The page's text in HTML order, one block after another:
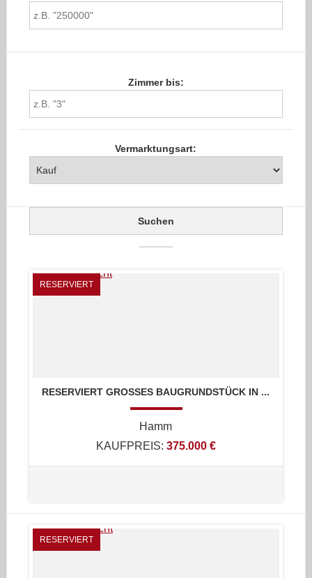
Zimmer bis:
Vermarktungsart:
RESERVIERT
RESERVIERT GROSSES BAUGRUNDSTÜCK IN ...
Hamm
KAUFPREIS: 375.000 €
RESERVIERT